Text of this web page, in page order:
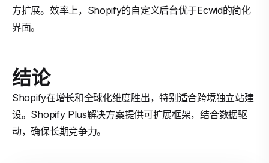
方扩展。效率上，Shopify的自定义后台优于Ecwid的简化
界面。
结论
Shopify在增长和全球化维度胜出，特别适合跨境独立站建
设。Shopify Plus解决方案提供可扩展框架，结合数据驱
动，确保长期竞争力。